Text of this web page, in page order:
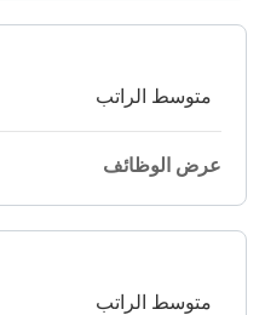
متوسط الراتب
عرض الوظائف
متوسط الراتب